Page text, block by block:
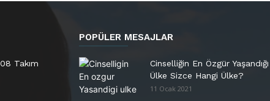
Takım
POPÜLER MESAJLAR
Cinselliğin En Özgür Yaşandığı
Ülke Sizce Hangi Ülke?
11 Ocak 2021